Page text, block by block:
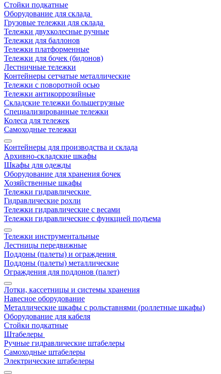
Стойки подкатные
Оборудование для склада
Грузовые тележки для склада
Тележки двухколесные ручные
Тележки для баллонов
Тележки платформенные
Тележки для бочек (бидонов)
Лестничные тележки
Контейнеры сетчатые металлические
Тележки с поворотной осью
Тележки антикоррозийные
Складские тележки большегрузные
Специализированные тележки
Колеса для тележек
Самоходные тележки
Контейнеры для производства и склада
Архивно-складские шкафы
Шкафы для одежды
Оборудование для хранения бочек
Хозяйственные шкафы
Тележки гидравлические
Гидравлические рохли
Тележки гидравлические с весами
Тележки гидравлические с функцией подъема
Тележки инструментальные
Лестницы передвижные
Поддоны (палеты) и ограждения
Поддоны (палеты) металлические
Ограждения для поддонов (палет)
Лотки, кассетницы и системы хранения
Навесное оборудование
Металлические шкафы с рольставнями (роллетные шкафы)
Оборудование для кабеля
Стойки подкатные
Штабелеры
Ручные гидравлические штабелеры
Самоходные штабелеры
Электрические штабелеры